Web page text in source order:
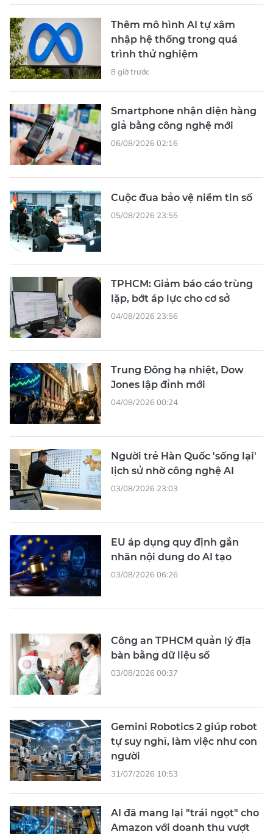
Thêm mô hình AI tự xâm
nhập hệ thống trong quá
trình thử nghiệm
8 giờ trước
Smartphone nhận diện hàng
giả bằng công nghệ mới
06/08/2026 02:16
Cuộc đua bảo vệ niềm tin số
05/08/2026 23:55
TPHCM: Giảm báo cáo trùng
lặp, bớt áp lực cho cơ sở
04/08/2026 23:56
Trung Đông hạ nhiệt, Dow
Jones lập đỉnh mới
04/08/2026 00:24
Người trẻ Hàn Quốc 'sống lại'
lịch sử nhờ công nghệ AI
03/08/2026 23:03
EU áp dụng quy định gắn
nhãn nội dung do AI tạo
03/08/2026 06:26
Công an TPHCM quản lý địa
bàn bằng dữ liệu số
03/08/2026 00:37
Gemini Robotics 2 giúp robot
tự suy nghĩ, làm việc như con
người
31/07/2026 10:53
AI đã mang lại "trái ngọt" cho
Amazon với doanh thu vượt